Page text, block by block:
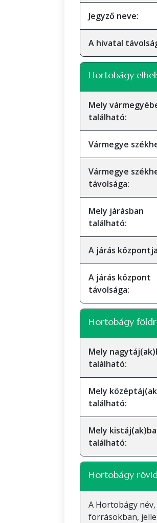
Jegyző neve:
A hivatal
Hortobágy
Mely
található:
Vármegye
Vármegye
távolsága:
Mely járásban
található:
A járás
A járás központ
távolsága:
Hortobágy
Mely
található:
Mely
található:
Mely
található:
Hortobágy
A Hortobágy
forrásokban,